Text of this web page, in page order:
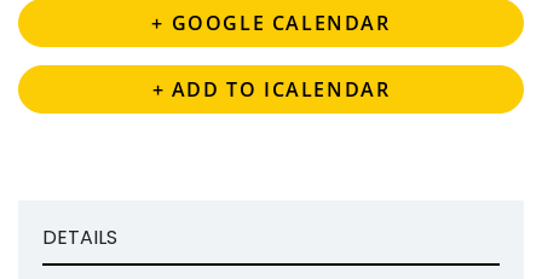
+ GOOGLE CALENDAR
+ ADD TO ICALENDAR
DETAILS